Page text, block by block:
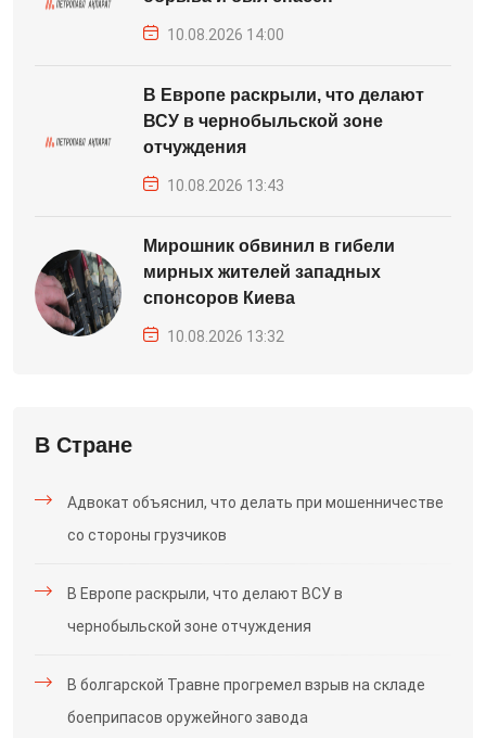
10.08.2026 14:00
В Европе раскрыли, что делают
ВСУ в чернобыльской зоне
отчуждения
10.08.2026 13:43
Мирошник обвинил в гибели
мирных жителей западных
спонсоров Киева
10.08.2026 13:32
В Стране
Адвокат объяснил, что делать при мошенничестве
со стороны грузчиков
В Европе раскрыли, что делают ВСУ в
чернобыльской зоне отчуждения
В болгарской Травне прогремел взрыв на складе
боеприпасов оружейного завода